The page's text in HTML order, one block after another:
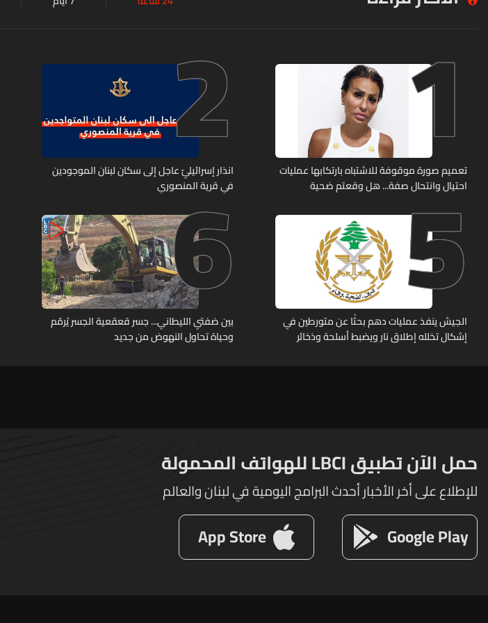
1
تعميم صورة موقوفة للاشتباه بارتكابها عمليات
احتيال وانتحال صفة... هل وقعتم ضحية
2
انذار إسرائيليّ عاجل إلى سكان لبنان الموجودين
في قرية المنصوري
5
الجيش ينفذ عمليات دهم بحثًا عن متورطين في
إشكال تخلله إطلاق نار ويضبط أسلحة وذخائر
6
بين ضفتي الليطاني... جسر قعقعية الجسر يُرمّم
وحياة تحاول النهوض من جديد
حمل الآن تطبيق LBCI للهواتف المحمولة
للإطلاع على أخر الأخبار أحدث البرامج اليومية في لبنان والعالم
Google Play
App Store